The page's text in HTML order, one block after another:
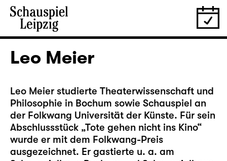
Leo Meier
Leo Meier studierte Theaterwissenschaft und
Philosophie in Bochum sowie Schauspiel an
der Folkwang Universität der Künste. Für sein
Abschlussstück „Tote gehen nicht ins Kino“
wurde er mit dem Folkwang-Preis
ausgezeichnet. Er gastierte u. a. am